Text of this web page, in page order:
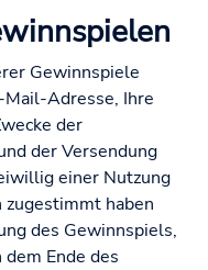
Gewinnspiele
Mail-Adresse, Ihre
der
der Versendung
einer Nutzung
zugestimmt haben
des Gewinnspiels,
Ende des